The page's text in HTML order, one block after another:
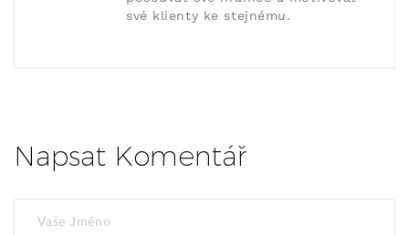
své klienty ke stejnému.
Napsat Komentář